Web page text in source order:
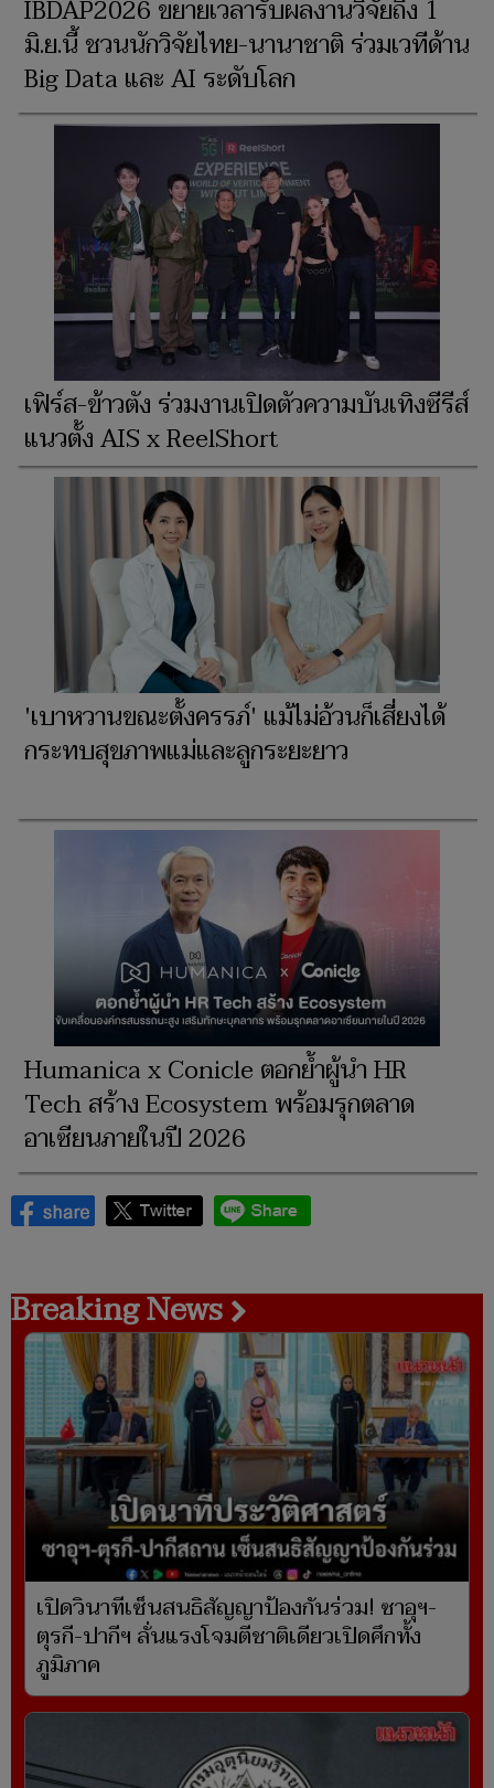
IBDAP2026 ขยายเวลารับผลงานวิจัยถึง 1
มิ.ย.นี้ ชวนนักวิจัยไทย-นานาชาติ ร่วมเวทีด้าน
Big Data และ AI ระดับโลก
เฟิร์ส-ข้าวตัง ร่วมงานเปิดตัวความบันเทิงซีรีส์
แนวตั้ง AIS x ReelShort
'เบาหวานขณะตั้งครรภ์' แม้ไม่อ้วนก็เสี่ยงได้
กระทบสุขภาพแม่และลูกระยะยาว
Humanica x Conicle ตอกย้ำผู้นำ HR
Tech สร้าง Ecosystem พร้อมรุกตลาด
อาเซียนภายในปี 2026
Breaking News
เปิดวินาทีเซ็นสนธิสัญญาป้องกันร่วม! ซาอุฯ-
ตุรกี-ปากีฯ ลั่นแรงโจมตีชาติเดียวเปิดศึกทั้ง
ภูมิภาค